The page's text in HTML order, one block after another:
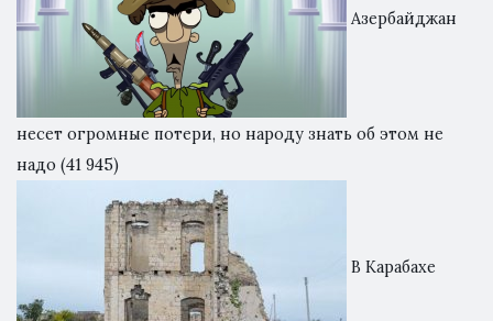
Азербайджан
несет огромные потери, но народу знать об этом не
надо (41 945)
В Карабахе